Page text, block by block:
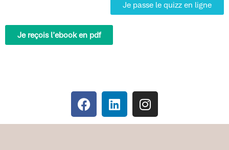
Je passe le quizz en ligne
Je reçois l’ebook en pdf